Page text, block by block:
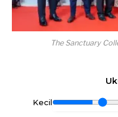
The Sanctuary
Kecil